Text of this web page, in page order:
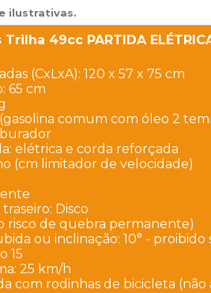
ilustrativas.
49cc PARTIDA
(CxLxA): 120 x 57 x 75 cm
65 cm
comum com óleo 2
elétrica e corda reforçada
(cm limitador de velocidade)
Disco
risco de quebra permanente)
ou inclinação: 10° -
15
25 km/h
com rodinhas de bicicleta (não